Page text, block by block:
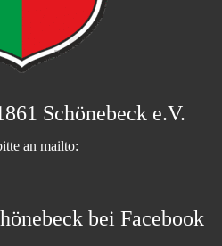
Schönebeck e.V.
an mailto:
bei Facebook